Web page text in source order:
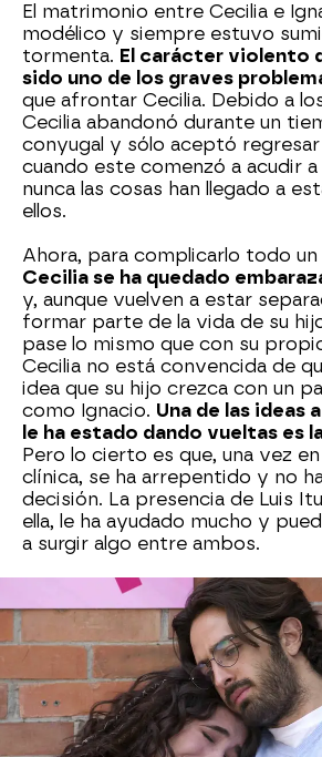
El matrimonio entre Cecilia e
modélico y siempre estuvo
tormenta. El carácter violento
sido uno de los graves
que afrontar Cecilia. Debido a
Cecilia abandonó durante un
conyugal y sólo aceptó
cuando este comenzó a acudir
nunca las cosas han llegado a
ellos.
Ahora, para complicarlo todo
Cecilia se ha quedado
y, aunque vuelven a estar
formar parte de la vida de su
pase lo mismo que con su
Cecilia no está convencida de
idea que su hijo crezca con un
como Ignacio. Una de las ideas
le ha estado dando vueltas es
Pero lo cierto es que, una vez
clínica, se ha arrepentido y no
decisión. La presencia de Luis
ella, le ha ayudado mucho y
a surgir algo entre ambos.
Mientras tanto,Ignacio quiere
en el embarazo de Ceciliay
bebé, pero ella le dice que ha
se tiene que preocupar más
está abatido y muy
decisión que ha tomado Cecilia
que debería haberle consultado.